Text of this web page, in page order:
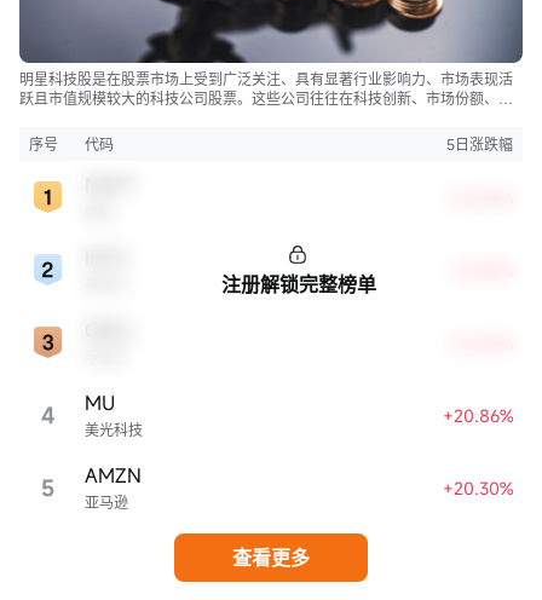
明星科技股是在股票市场上受到广泛关注、具有显著行业影响力、市场表现活
跃且市值规模较大的科技公司股票。这些公司往往在科技创新、市场份额、品
市，特别是科技行业板块乃至全球经济具有显著影响。
序号 代码 5日涨跌幅
4 美光科技
MU +20.86%
5 亚马逊
AMZN +20.30%
注册解锁完整榜单
查看更多